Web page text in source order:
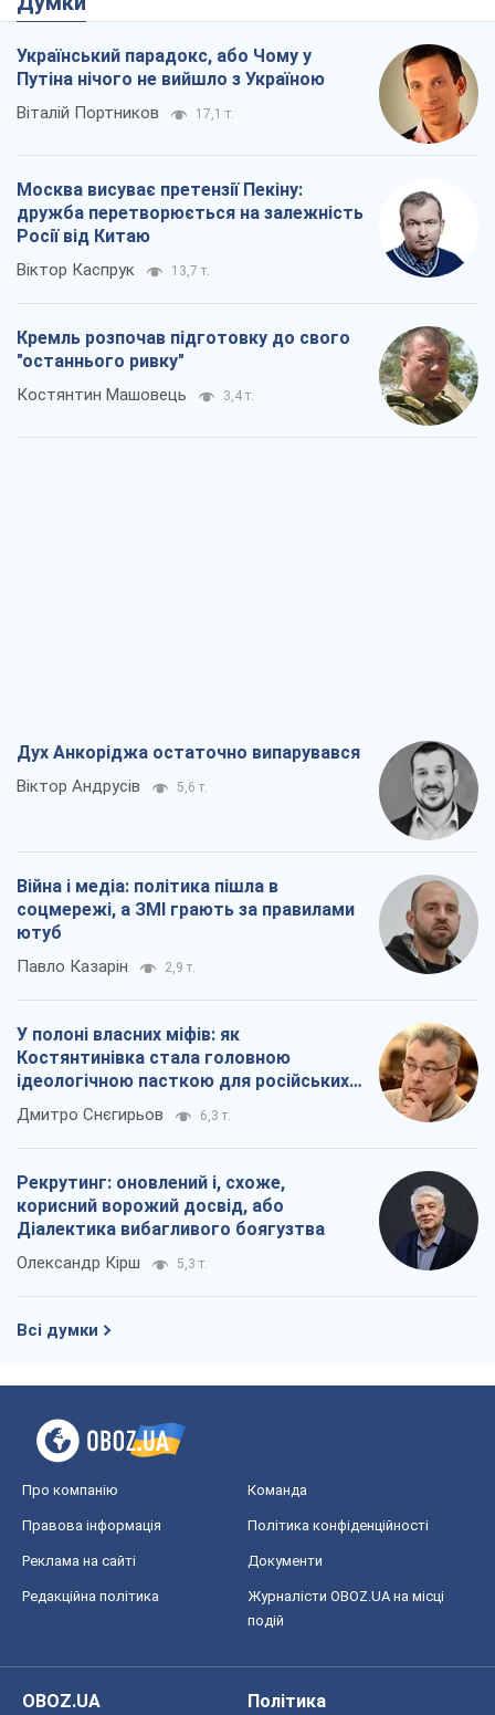
Український парадокс, або Чому у
Путіна нічого не вийшло з Україною
Віталій Портников 17,1 т.
Москва висуває претензії Пекіну:
дружба перетворюється на залежність
Росії від Китаю
Віктор Каспрук 13,7 т.
Кремль розпочав підготовку до свого
"останнього ривку"
Костянтин Машовець 3,4 т.
Дух Анкоріджа остаточно випарувався
Віктор Андрусів 5,6 т.
Війна і медіа: політика пішла в
соцмережі, а ЗМІ грають за правилами
ютуб
Павло Казарін 2,9 т.
У полоні власних міфів: як
Костянтинівка стала головною
ідеологічною пасткою для російських
окупантів
Дмитро Снєгирьов 6,3 т.
Рекрутинг: оновлений і, схоже,
корисний ворожий досвід, або
Діалектика вибагливого боягузтва
Олександр Кірш 5,3 т.
Всі думки
Про компанію Команда
Правова інформація Політика конфіденційності
Реклама на сайті Документи
Редакційна політика
Журналісти OBOZ.UA на місці
подій
OBOZ.UA
Політика